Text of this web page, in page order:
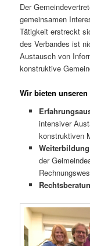
Der
gemeinsamen
Tätigkeit erstreckt
des Verbandes ist
Austausch von
konstruktive
Wir bieten
intensiver
konstruktiven
der